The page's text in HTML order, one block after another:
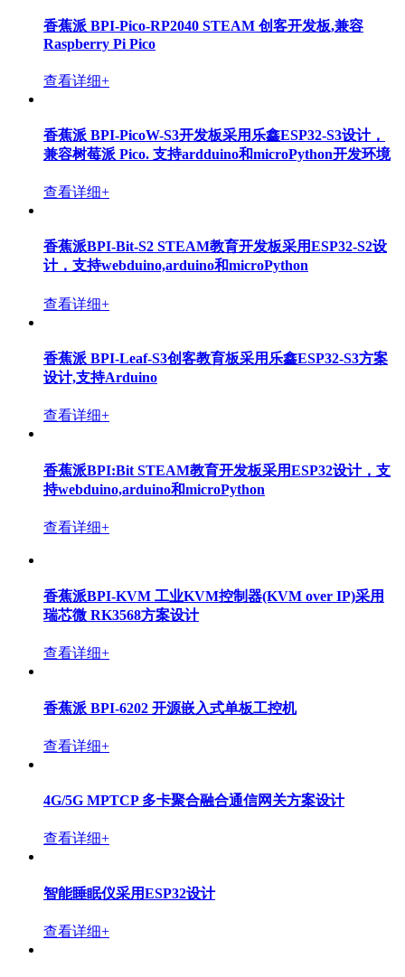
香蕉派 BPI-Pico-RP2040 STEAM 创客开发板,兼容
Raspberry Pi Pico
查看详细+
香蕉派 BPI-PicoW-S3开发板采用乐鑫ESP32-S3设计，
兼容树莓派 Pico. 支持ardduino和microPython开发环境
查看详细+
香蕉派BPI-Bit-S2 STEAM教育开发板采用ESP32-S2设
计，支持webduino,arduino和microPython
查看详细+
香蕉派 BPI-Leaf-S3创客教育板采用乐鑫ESP32-S3方案
设计,支持Arduino
查看详细+
香蕉派BPI:Bit STEAM教育开发板采用ESP32设计，支
持webduino,arduino和microPython
查看详细+
香蕉派BPI-KVM 工业KVM控制器(KVM over IP)采用
瑞芯微 RK3568方案设计
查看详细+
香蕉派 BPI-6202 开源嵌入式单板工控机
查看详细+
4G/5G MPTCP 多卡聚合融合通信网关方案设计
查看详细+
智能睡眠仪采用ESP32设计
查看详细+